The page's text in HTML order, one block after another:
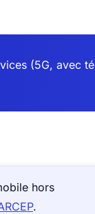
(5G, avec
hors
.